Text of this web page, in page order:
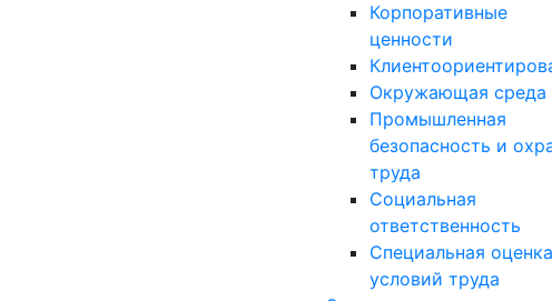
Корпоративные
ценности
Окружающая среда
Промышленная
безопасность и
труда
Социальная
ответственность
Специальная оценка
условий труда